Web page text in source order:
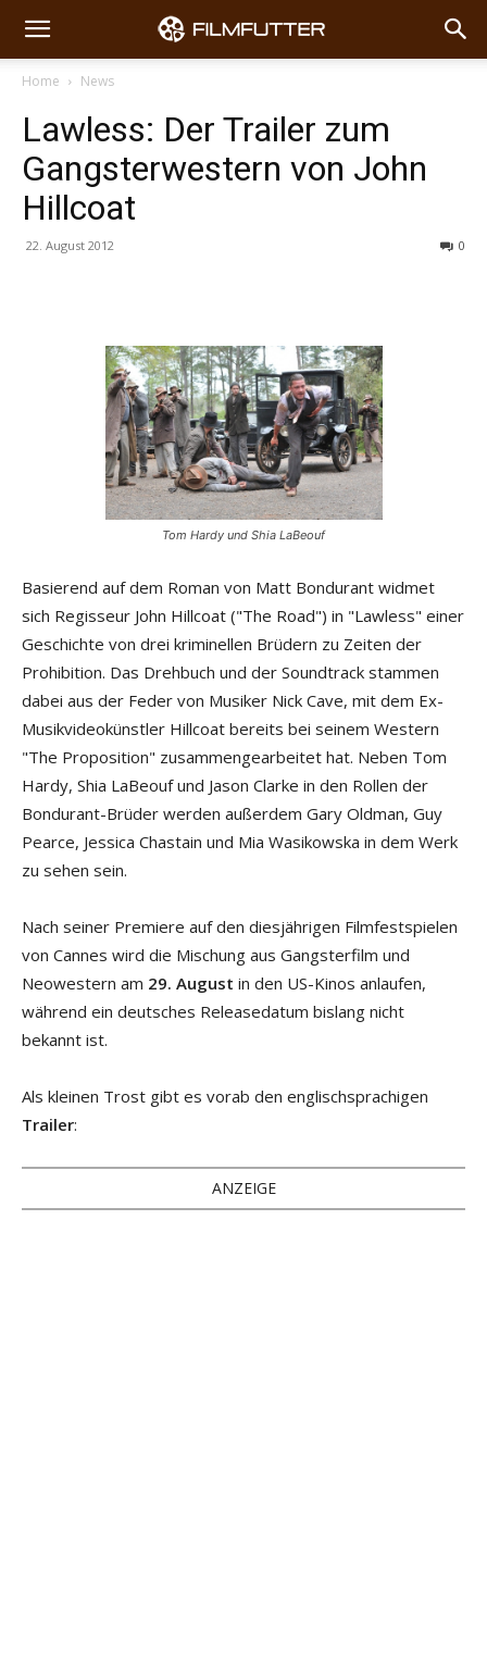
Home News
Lawless: Der Trailer zum
Gangsterwestern von John
Hillcoat
22. August 2012 0
Tom Hardy und Shia LaBeouf
Basierend auf dem Roman von Matt Bondurant widmet
sich Regisseur John Hillcoat ("The Road") in "Lawless" einer
Geschichte von drei kriminellen Brüdern zu Zeiten der
Prohibition. Das Drehbuch und der Soundtrack stammen
dabei aus der Feder von Musiker Nick Cave, mit dem Ex-
Musikvideokünstler Hillcoat bereits bei seinem Western
"The Proposition" zusammengearbeitet hat. Neben Tom
Hardy, Shia LaBeouf und Jason Clarke in den Rollen der
Bondurant-Brüder werden außerdem Gary Oldman, Guy
Pearce, Jessica Chastain und Mia Wasikowska in dem Werk
zu sehen sein.
Nach seiner Premiere auf den diesjährigen Filmfestspielen
von Cannes wird die Mischung aus Gangsterfilm und
Neowestern am 29. August in den US-Kinos anlaufen,
während ein deutsches Releasedatum bislang nicht
bekannt ist.
Als kleinen Trost gibt es vorab den englischsprachigen
Trailer:
ANZEIGE